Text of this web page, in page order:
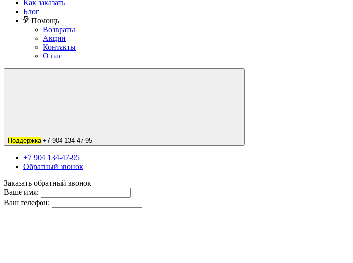
Как заказать
Блог
Помощь
Возвраты
Акции
Контакты
О нас
Поддержка+7 904 134-47-95
+7 904 134-47-95
Обратный звонок
Заказать обратный звонок
Ваше имя:
Ваш телефон: